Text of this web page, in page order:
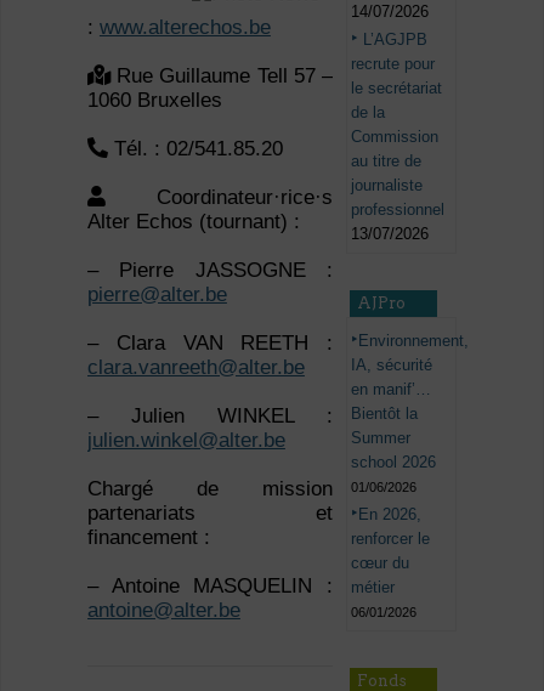
: www.alterechos.be
Rue Guillaume Tell 57 –
1060 Bruxelles
Tél. : 02/541.85.20
Coordinateur·rice·s
Alter Echos (tournant) :
– Pierre JASSOGNE :
pierre@alter.be
– Clara VAN REETH :
clara.vanreeth@alter.be
– Julien WINKEL :
julien.winkel@alter.be
Chargé de mission
partenariats et
financement :
– Antoine MASQUELIN :
antoine@alter.be
14/07/2026
L’AGJPB
recrute pour
le secrétariat
de la
Commission
au titre de
journaliste
professionnel
13/07/2026
AJPro
Environnement,
IA, sécurité
en manif’…
Bientôt la
Summer
school 2026
01/06/2026
En 2026,
renforcer le
cœur du
métier
06/01/2026
Fonds